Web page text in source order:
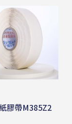
膠帶M385Z2